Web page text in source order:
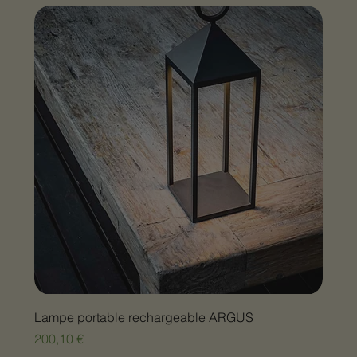
Lampe portable rechargeable ARGUS
Prix
200,10 €